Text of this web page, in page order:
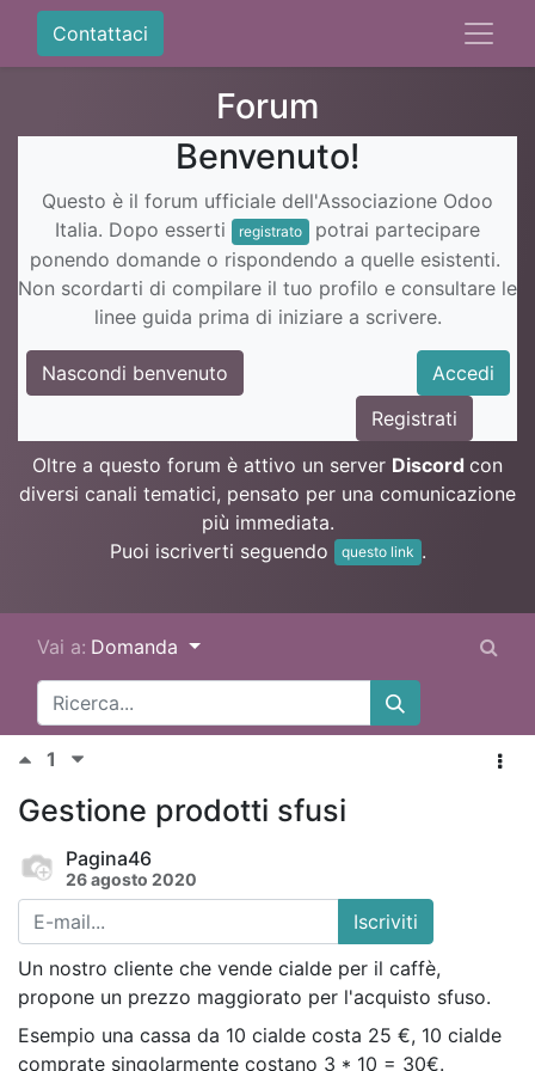
Contattaci
Forum
Benvenuto!
Questo è il forum ufficiale dell'Associazione Odoo
Italia. Dopo esserti
registrato
potrai partecipare
ponendo domande o rispondendo a quelle esistenti.
Non scordarti di compilare il tuo profilo e consultare le
linee guida prima di iniziare a scrivere.
Nascondi benvenuto
Accedi
Registrati
Oltre a questo forum è attivo un server Discord con
diversi canali tematici, pensato per una comunicazione
più immediata.
Puoi iscriverti seguendo
questo link .
Vai a: Domanda
1
Gestione prodotti sfusi
Pagina46
26 agosto 2020
Iscriviti
Un nostro cliente che vende cialde per il caffè,
propone un prezzo maggiorato per l'acquisto sfuso.
Esempio una cassa da 10 cialde costa 25 €, 10 cialde
comprate singolarmente costano 3 * 10 = 30€.